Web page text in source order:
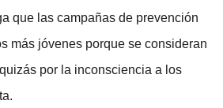
que las campañas de prevención
más jóvenes porque se consideran
por la inconsciencia a los